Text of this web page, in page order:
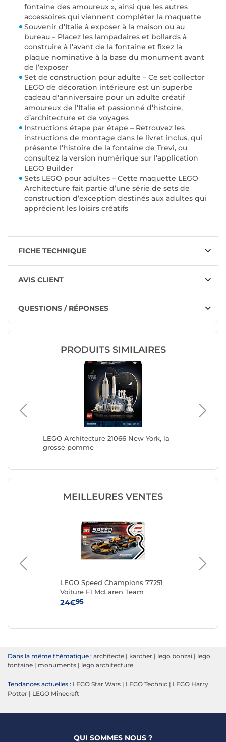
fontaine des amoureux », ainsi que les autres
accessoires qui viennent compléter la maquette
Souvenir d’Italie à exposer à la maison ou au
bureau – Placez les lampadaires et bollards à
construire à l’avant de la fontaine et fixez la
plaque nominative à la base du monument avant
de l’exposer
Set de construction pour adulte – Ce set collector
LEGO de décoration intérieure est un superbe
cadeau d'anniversaire pour un adulte créatif
amoureux de l'Italie et passionné d’histoire,
d’architecture et de voyages
Instructions étape par étape – Retrouvez les
instructions de montage dans le livret inclus, qui
présente l’histoire de la fontaine de Trevi, ou
consultez la version numérique sur l’application
LEGO Builder
Sets LEGO pour adultes – Cette maquette LEGO
Architecture fait partie d’une série de sets de
construction d’exception destinés aux adultes qui
apprécient les loisirs créatifs
FICHE TECHNIQUE
AVIS CLIENT
QUESTIONS / RÉPONSES
PRODUITS SIMILAIRES
LEGO Architecture 21066 New York, la
grosse pomme
MEILLEURES VENTES
LEGO Speed Champions 77251
Voiture F1 McLaren Team
MCL38
24€95
Dans la même thématique : architecte | karcher | lego bonzai | lego
fontaine | monuments | lego architecture
Tendances actuelles : LEGO Star Wars | LEGO Technic | LEGO Harry
Potter | LEGO Minecraft
QUI SOMMES NOUS ?